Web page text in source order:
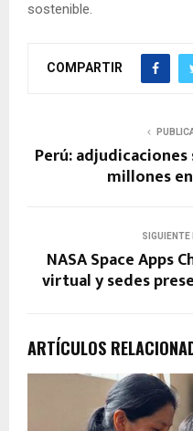
sostenible.
COMPARTIR
Perú: adjudicaciones
millones
SIGUIENTE
NASA Space Apps
virtual y sedes
ARTÍCULOS